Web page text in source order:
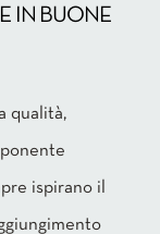
IN BUONE
qualità,
ispirano il